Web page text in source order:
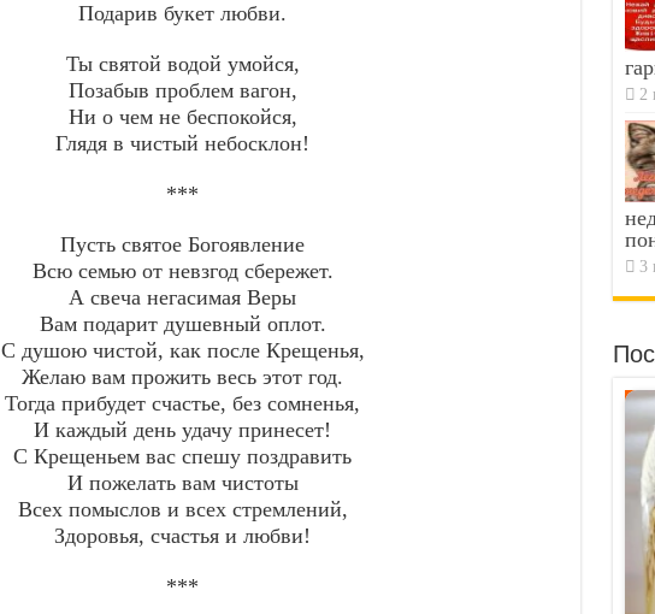
Подарив букет любви.
Ты святой водой умойся,
Позабыв проблем вагон,
Ни о чем не беспокойся,
Глядя в чистый небосклон!
***
Пусть святое Богоявление
Всю семью от невзгод сбережет.
А свеча негасимая Веры
Вам подарит душевный оплот.
С душою чистой, как после Крещенья,
Желаю вам прожить весь этот год.
Тогда прибудет счастье, без сомненья,
И каждый день удачу принесет!
С Крещеньем вас спешу поздравить
И пожелать вам чистоты
Всех помыслов и всех стремлений,
Здоровья, счастья и любви!
***
2
3